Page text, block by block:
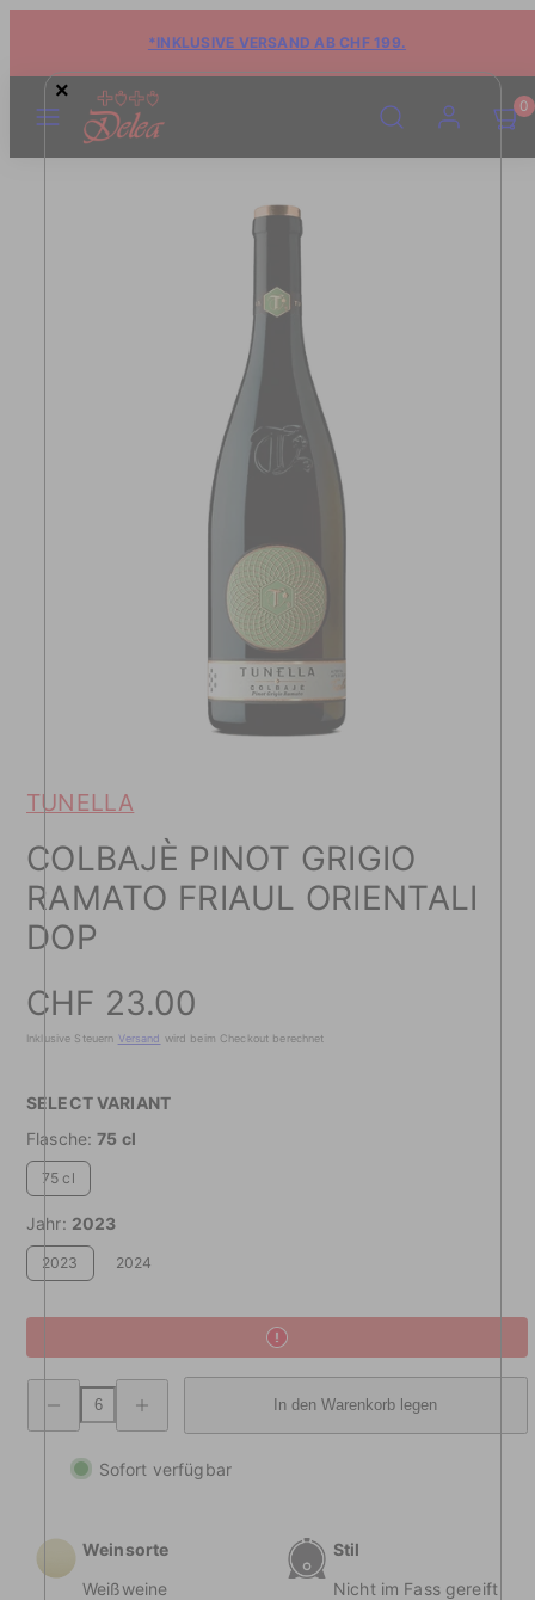
*INKLUSIVE VERSAND AB CHF 199.
MENÜ SUCHE KONTO
(0)
(0)
0
TUNELLA
COLBAJÈ PINOT GRIGIO
RAMATO FRIAUL ORIENTALI
DOP
Preis
CHF 23.00
Inklusive Steuern Versand wird beim Checkout berechnet
SELECT VARIANT
Flasche: 75 cl
75 cl
Jahr: 2023
2023 2024
Menge
verringern
COLBAJÈ
Grigio
Ramato
erhöhen:
Grigio
Ramato
In den Warenkorb legen
Sofort verfügbar
Weinsorte
Weißweine
Stil
Nicht im Fass gereift
×